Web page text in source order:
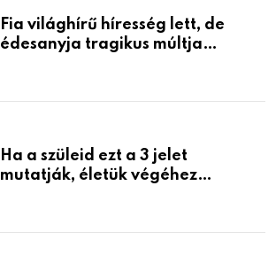
Fia világhírű híresség lett, de
édesanyja tragikus múltja
Ha a szüleid ezt a 3 jelet
mutatják, életük végéhez